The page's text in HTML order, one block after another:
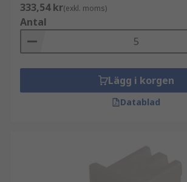
333,54 kr(exkl. moms)
Antal
Lägg i korgen
Datablad